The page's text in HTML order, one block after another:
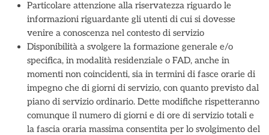
Particolare attenzione alla riservatezza riguardo le
informazioni riguardante gli utenti di cui si dovesse
venire a conoscenza nel contesto di servizio
Disponibilità a svolgere la formazione generale e/o
specifica, in modalità residenziale o FAD, anche in
momenti non coincidenti, sia in termini di fasce orarie di
impegno che di giorni di servizio, con quanto previsto dal
piano di servizio ordinario. Dette modifiche rispetteranno
comunque il numero di giorni e di ore di servizio totali e
la fascia oraria massima consentita per lo svolgimento del